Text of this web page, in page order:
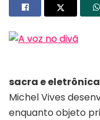
sacra e eletrônica
Michel Vives
enquanto objeto